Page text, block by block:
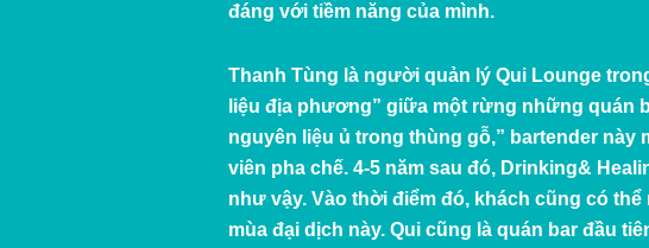
đáng với tiềm năng của mình.
Thanh Tùng là người quản lý Qui Lounge
liệu địa phương” giữa một rừng những quán
nguyên liệu ủ trong thùng gỗ,” bartender
viên pha chế. 4-5 năm sau đó, Drinking&
như vậy. Vào thời điểm đó, khách cũng có
mùa đại dịch này. Qui cũng là quán bar đầu